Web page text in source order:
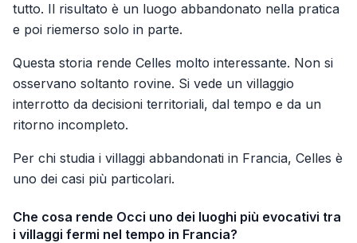
tutto. Il risultato è un luogo abbandonato nella pratica
e poi riemerso solo in parte.
Questa storia rende Celles molto interessante. Non si
osservano soltanto rovine. Si vede un villaggio
interrotto da decisioni territoriali, dal tempo e da un
ritorno incompleto.
Per chi studia i villaggi abbandonati in Francia, Celles è
uno dei casi più particolari.
Che cosa rende Occi uno dei luoghi più evocativi tra
i villaggi fermi nel tempo in Francia?